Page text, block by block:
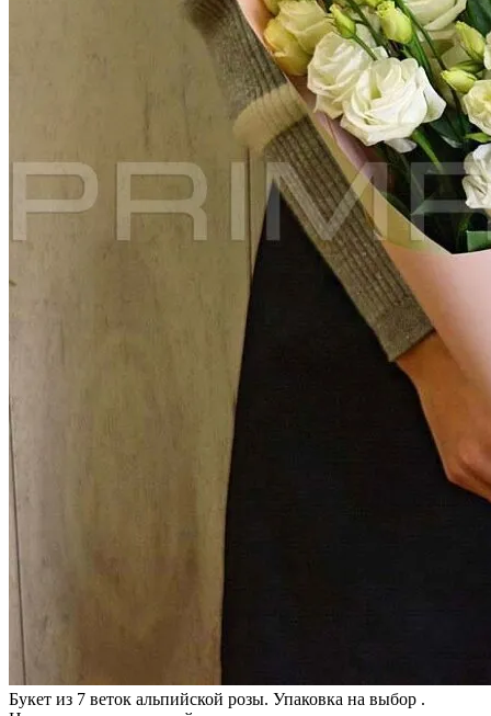
Букет из 7 веток альпийской розы. Упаковка на выбор .